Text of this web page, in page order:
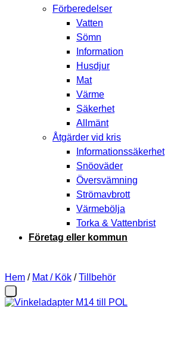
Förberedelser
Vatten
Sömn
Information
Husdjur
Mat
Värme
Säkerhet
Allmänt
Åtgärder vid kris
Informationssäkerhet
Snöoväder
Översvämning
Strömavbrott
Värmebölja
Torka & Vattenbrist
Företag eller kommun
Hem / Mat / Kök / Tillbehör